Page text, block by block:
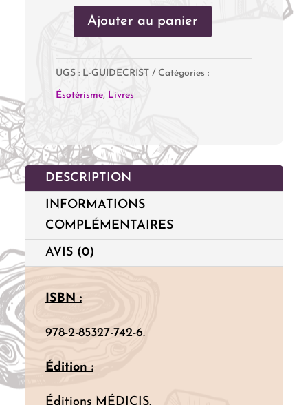
quantité
Le
Guide
Cristaux
Ajouter au panier
UGS : L-GUIDECRIST Catégories :
Ésotérisme, Livres
DESCRIPTION
INFORMATIONS
COMPLÉMENTAIRES
AVIS (0)
ISBN :
978-2-85327-742-6.
Édition :
Éditions MÉDICIS.